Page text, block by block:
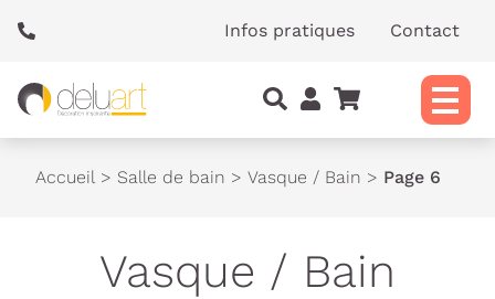
Infos pratiques Contact
Accueil > Salle de bain > Vasque / Bain > Page 6
Vasque / Bain